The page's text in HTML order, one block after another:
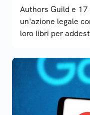
Authors Guild e
un'azione legale
loro libri per